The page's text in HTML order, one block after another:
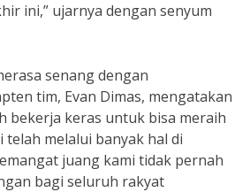
ini,” ujarnya dengan senyum
senang dengan
tim, Evan Dimas, mengatakan
bekerja keras untuk bisa meraih
telah melalui banyak hal di
juang kami tidak pernah
bagi seluruh rakyat